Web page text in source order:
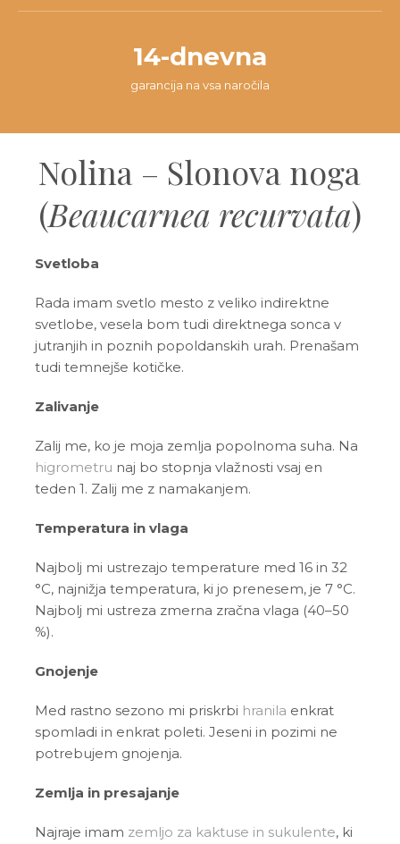
14-dnevna
garancija na vsa naročila
Nolina – Slonova noga
(Beaucarnea recurvata)
Svetloba
Rada imam svetlo mesto z veliko indirektne
svetlobe, vesela bom tudi direktnega sonca v
jutranjih in poznih popoldanskih urah. Prenašam
tudi temnejše kotičke.
Zalivanje
Zalij me, ko je moja zemlja popolnoma suha. Na
higrometru naj bo stopnja vlažnosti vsaj en
teden 1. Zalij me z namakanjem.
Temperatura in vlaga
Najbolj mi ustrezajo temperature med 16 in 32
°C, najnižja temperatura, ki jo prenesem, je 7 °C.
Najbolj mi ustreza zmerna zračna vlaga (40–50
%).
Gnojenje
Med rastno sezono mi priskrbi hranila enkrat
spomladi in enkrat poleti. Jeseni in pozimi ne
potrebujem gnojenja.
Zemlja in presajanje
Najraje imam zemljo za kaktuse in sukulente, ki